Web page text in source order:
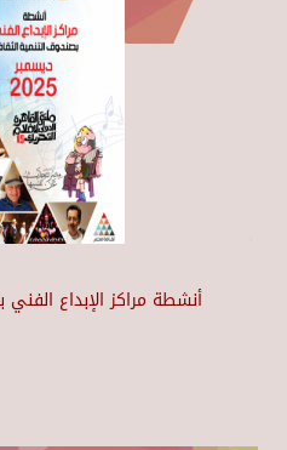
أنشطة مراكز الإبداع الفني